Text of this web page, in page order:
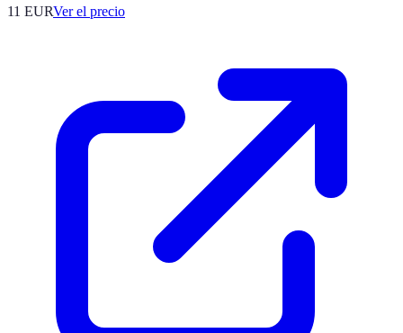
11 EURVer el precio